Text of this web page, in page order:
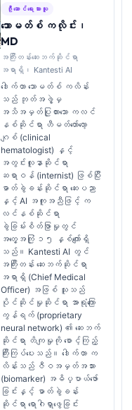
ဦးဆောင်ရေးသားသူ
သောမတ်စ် ကလိုင်း၊
MD
အကြီးတန်းဆေးဘက်ဆိုင်ရာ
အရာရှိ၊ Kantesti AI
ဒေါက်တာ သောမတ်စ် ကလိန်း
သည် ဘုတ်အဖွဲ့မှ
အသိအမှတ်ပြုထားသော ကလင်
နစ်ဆိုင်ရာ ဟီမတ်တော်လော့
ဂျစ် (clinical
hematologist) နှင့်
အတွင်းလူနာဆိုင်ရာ
ဆရာဝန် (internist) ဖြစ်ပြီး
ဓာတ်ခွဲခန်းဆိုင်ရာ ဆေးပညာ
နှင့် AI အကူအညီဖြင့် က
လင်နစ်ဆိုင်ရာ
ခွဲခြမ်းစိတ်ဖြာမှုတွင်
အတွေ့အကြုံ ၁၅ နှစ်ကျော်ရှိ
သည်။ Kantesti AI တွင်
အကြီးတန်း ဆေးဘက်ဆိုင်ရာ
အရာရှိ (Chief Medical
Officer) အဖြစ် သူသည်
ပိုင်ဆိုင်မှုဆိုင်ရာ အာရုံကြော
ကွန်ရက် (proprietary
neural network) ၏ ဆေးဘက်
ဆိုင်ရာ တိကျမှုကို စောင့်ကြည့်
ကြီးကြပ်ပေးသည်။ ဒေါက်တာ က
လိန်းသည် ဇီဝအမှတ်အသား
(biomarker) အဓိပ္ပာယ်ဖော်
ခြင်းနှင့် ဓာတ်ခွဲခန်း
ဆိုင်ရာ ရောဂါရှာဖွေခြင်း